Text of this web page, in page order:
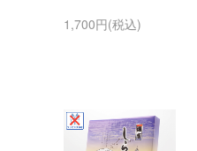
1,700円(税込)